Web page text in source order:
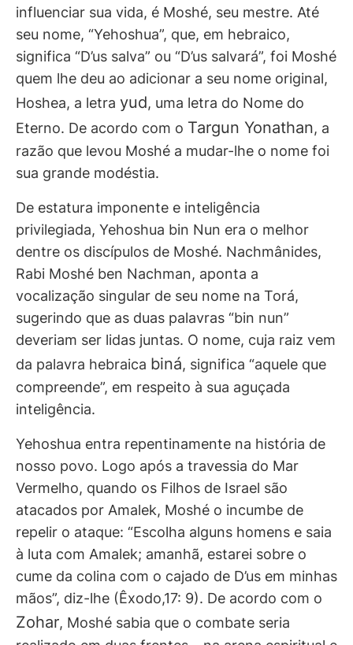
influenciar sua vida, é Moshé, seu mestre. Até
seu nome, “Yehoshua”, que, em hebraico,
significa “D’us salva” ou “D’us salvará”, foi Moshé
quem lhe deu ao adicionar a seu nome original,
Hoshea, a letra yud, uma letra do Nome do
Eterno. De acordo com o Targun Yonathan, a
razão que levou Moshé a mudar-lhe o nome foi
sua grande modéstia.
De estatura imponente e inteligência
privilegiada, Yehoshua bin Nun era o melhor
dentre os discípulos de Moshé. Nachmânides,
Rabi Moshé ben Nachman, aponta a
vocalização singular de seu nome na Torá,
sugerindo que as duas palavras “bin nun”
deveriam ser lidas juntas. O nome, cuja raiz vem
da palavra hebraica biná, significa “aquele que
compreende”, em respeito à sua aguçada
inteligência.
Yehoshua entra repentinamente na história de
nosso povo. Logo após a travessia do Mar
Vermelho, quando os Filhos de Israel são
atacados por Amalek, Moshé o incumbe de
repelir o ataque: “Escolha alguns homens e saia
à luta com Amalek; amanhã, estarei sobre o
cume da colina com o cajado de D’us em minhas
mãos”, diz-lhe (Êxodo,17: 9). De acordo com o
Zohar, Moshé sabia que o combate seria